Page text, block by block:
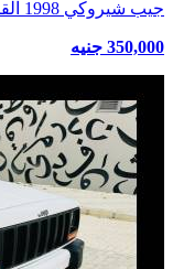
جيب شيروكي 1998 القاهرة أبيض
350,000 جنيه